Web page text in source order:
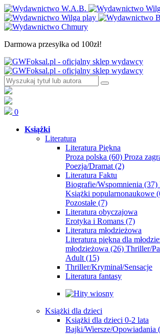
Darmowa przesyłka od 100zł!
0
Książki
Literatura
Literatura Piękna
Proza polska (60) Proza
Poezja/Dramat (2)
Literatura Faktu
Biografie/Wspomnienia (37)
Książki popularnonaukowe
Pozostałe (7)
Literatura obyczajowa
Erotyka i Romans (7)
Literatura młodzieżowa
Literatura piękna dla
młodzieżowa (26) Thriller/
Adult (15)
Thriller/Kryminał/Sensacje
Literatura fantasy
Książki dla dzieci
Książki dla dzieci 0-2 lata
Bajki/Wiersze/Opowiadania